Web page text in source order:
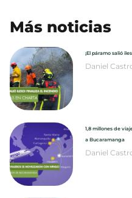
Más noticias
¡El páramo salió
Daniel
1,8 millones de
a Bucaramanga
Daniel